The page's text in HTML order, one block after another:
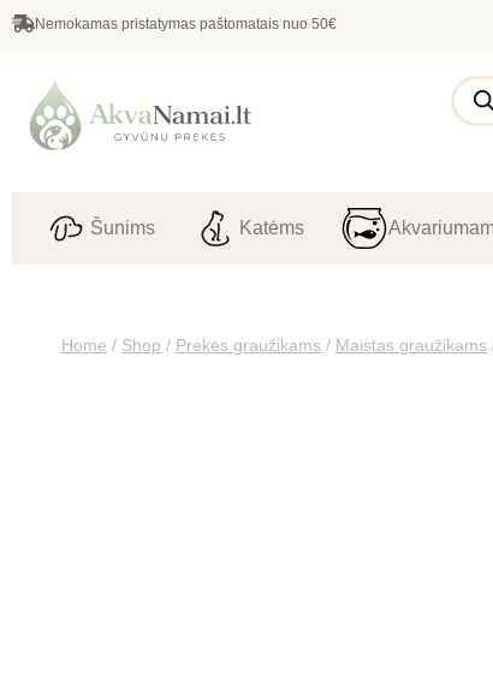
Nemokamas pristatymas paštomatais nuo 50€
Šunims Katėms
Home / Shop / Prekės graužikams / Maistas graužikams